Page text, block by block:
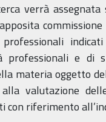
verrà
e di
materia oggetto
valutazione
con riferimento